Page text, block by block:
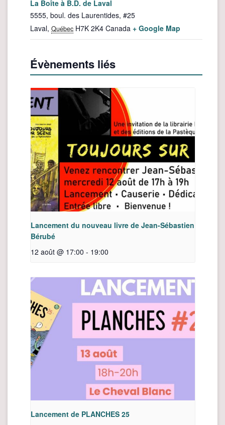
La Boîte à B.D. de Laval
5555, boul. des Laurentides, #25
Laval, Québec H7K 2K4 Canada + Google Map
Évènements liés
Lancement du nouveau livre de Jean-Sébastien
Bérubé
12 août @ 17:00 - 19:00
Lancement de PLANCHES 25